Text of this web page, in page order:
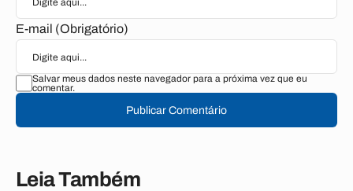
E-mail (Obrigatório)
Salvar meus dados neste navegador para a próxima vez que eu
comentar.
Publicar Comentário
Leia Também